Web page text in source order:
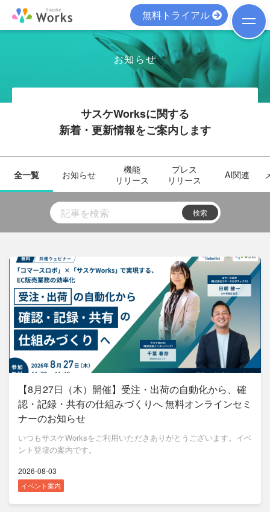
無料トライアル
お知らせ
サスケWorksに関する
新着・更新情報をご案内します
全一覧 お知らせ
機能
リリース
プレス
リリース
AI関連
【8月27日（木）開催】受注・出荷の自動化から、確
認・記録・共有の仕組みづくりへ 無料オンラインセミ
ナーのお知らせ
いつもサスケWorksをご利用いただきありがとうございます。イベ
ント登壇の案内です。
2026-08-03
イベント案内